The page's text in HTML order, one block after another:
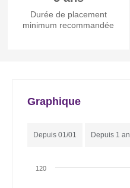
Durée de placement
minimum recommandée
Graphique
Depuis 01/01 Depuis 1 an
120